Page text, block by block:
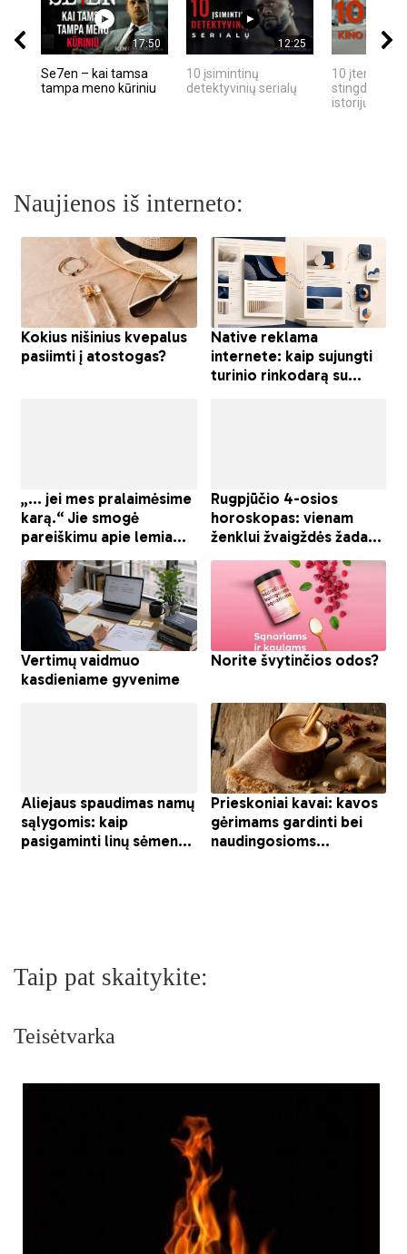
17:50
Se7en – kai tamsa
tampa meno kūriniu
12:25
10 įsimintinų
detektyvinių serialų
10 įtemptų,
stingdančių
istorijų
Naujienos iš interneto:
Taip pat skaitykite:
Teisėtvarka